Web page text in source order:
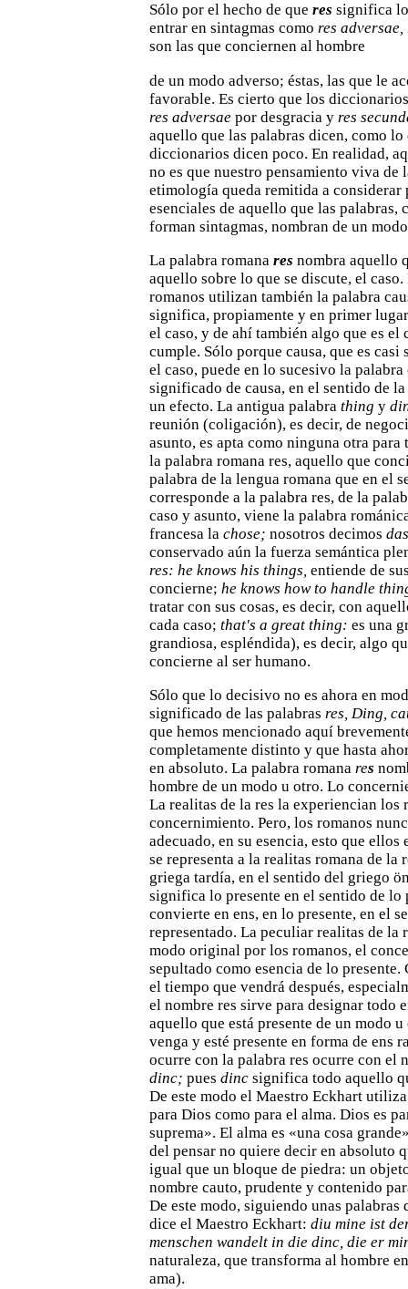
Sólo por el hecho de que res significa
entrar en sintagmas como res
son las que conciernen al hombre
de un modo adverso; éstas, las que le
favorable. Es cierto que los
res adversae por desgracia y res
aquello que las palabras dicen, como
diccionarios dicen poco. En realidad,
no es que nuestro pensamiento viva de
etimología queda remitida a considerar
esenciales de aquello que las palabras,
forman sintagmas, nombran de un
La palabra romana res nombra aquello
aquello sobre lo que se discute, el
romanos utilizan también la palabra
significa, propiamente y en primer
el caso, y de ahí también algo que es el
cumple. Sólo porque causa, que es
el caso, puede en lo sucesivo la palabra
significado de causa, en el sentido de
un efecto. La antigua palabra thing y
reunión (coligación), es decir, de
asunto, es apta como ninguna otra para
la palabra romana res, aquello que
palabra de la lengua romana que en el
corresponde a la palabra res, de la
caso y asunto, viene la palabra
francesa la chose; nosotros decimos
conservado aún la fuerza semántica
res: he knows his things, entiende de
concierne; he knows how to handle
tratar con sus cosas, es decir, con
cada caso; that's a great thing: es una
grandiosa, espléndida), es decir, algo
concierne al ser humano.
Sólo que lo decisivo no es ahora en
significado de las palabras res, Ding,
que hemos mencionado aquí
completamente distinto y que hasta
en absoluto. La palabra romana res
hombre de un modo u otro. Lo
La realitas de la res la experiencian los
concernimiento. Pero, los romanos
adecuado, en su esencia, esto que
se representa a la realitas romana de la
griega tardía, en el sentido del griego
significa lo presente en el sentido de lo
convierte en ens, en lo presente, en el
representado. La peculiar realitas de la
modo original por los romanos, el
sepultado como esencia de lo presente.
el tiempo que vendrá después,
el nombre res sirve para designar todo
aquello que está presente de un modo
venga y esté presente en forma de ens
ocurre con la palabra res ocurre con el
dinc; pues dinc significa todo aquello
De este modo el Maestro Eckhart
para Dios como para el alma. Dios es
suprema». El alma es «una cosa
del pensar no quiere decir en absoluto
igual que un bloque de piedra: un
nombre cauto, prudente y contenido
De este modo, siguiendo unas
dice el Maestro Eckhart: diu mine ist
menschen wandelt in die dinc, die er
naturaleza, que transforma al hombre
ama).